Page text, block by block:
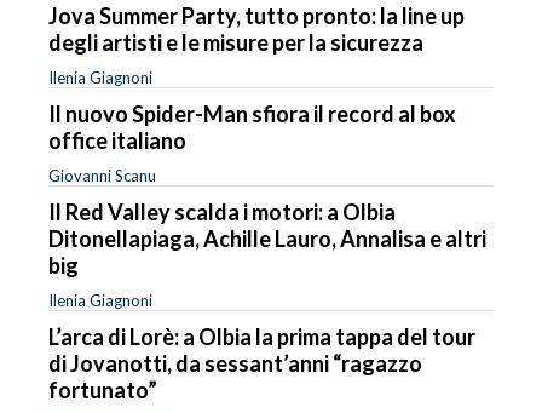
Jova Summer Party, tutto pronto: la line up
degli artisti e le misure per la sicurezza
Ilenia Giagnoni
Il nuovo Spider-Man sfiora il record al box
office italiano
Giovanni Scanu
Il Red Valley scalda i motori: a Olbia
Ditonellapiaga, Achille Lauro, Annalisa e altri
big
Ilenia Giagnoni
L’arca di Lorè: a Olbia la prima tappa del tour
di Jovanotti, da sessant’anni “ragazzo
fortunato”